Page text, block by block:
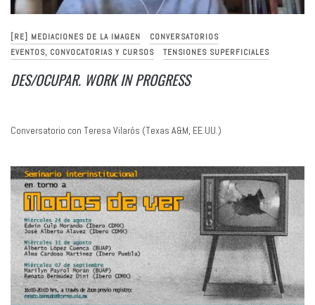
[RE] MEDIACIONES DE LA IMAGEN
CONVERSATORIOS
EVENTOS, CONVOCATORIAS Y CURSOS
TENSIONES SUPERFICIALES
DES/OCUPAR. WORK IN PROGRESS
Conversatorio con Teresa Vilarós (Texas A&M, EE.UU.)